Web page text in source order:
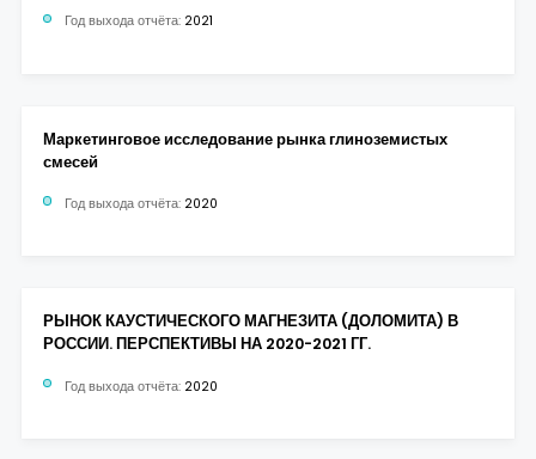
Год выхода отчёта: 2021
Маркетинговое исследование рынка глиноземистых
смесей
Год выхода отчёта: 2020
РЫНОК КАУСТИЧЕСКОГО МАГНЕЗИТА (ДОЛОМИТА) В
РОССИИ. ПЕРСПЕКТИВЫ НА 2020-2021 ГГ.
Год выхода отчёта: 2020